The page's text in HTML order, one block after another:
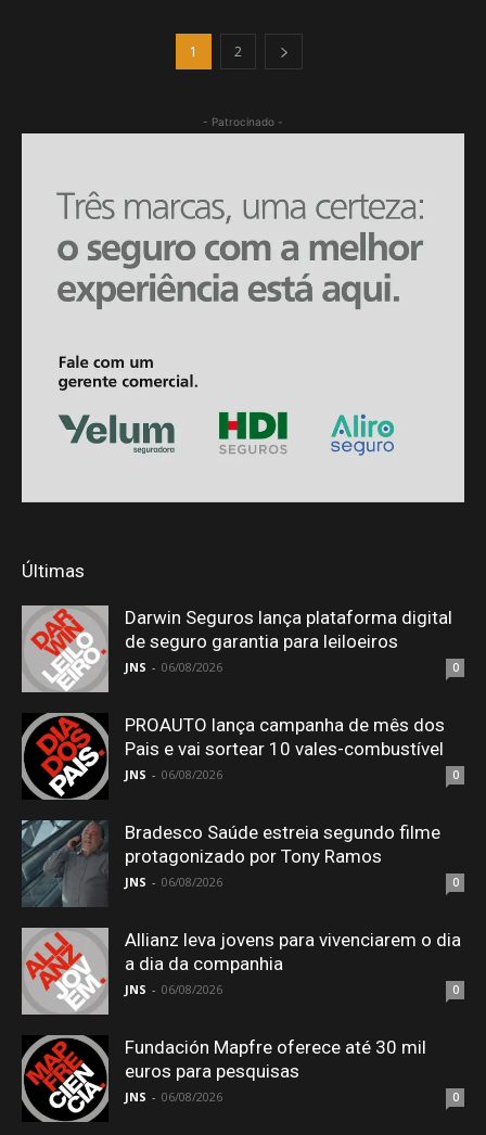
1 2
- Patrocinado -
Últimas
Darwin Seguros lança plataforma digital
de seguro garantia para leiloeiros
JNS - 06/08/2026 0
PROAUTO lança campanha de mês dos
Pais e vai sortear 10 vales-combustível
JNS - 06/08/2026 0
Bradesco Saúde estreia segundo filme
protagonizado por Tony Ramos
JNS - 06/08/2026 0
Allianz leva jovens para vivenciarem o dia
a dia da companhia
JNS - 06/08/2026 0
Fundación Mapfre oferece até 30 mil
euros para pesquisas
JNS - 06/08/2026 0